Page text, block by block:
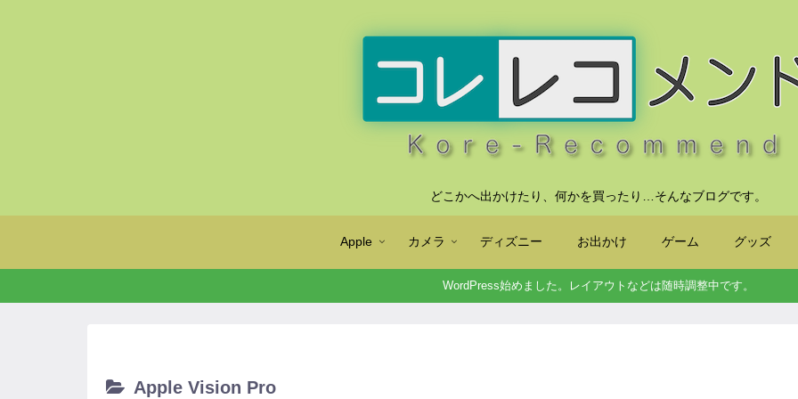
どこかへ出かけたり、何かを買ったり…そんなブログです。
Apple カメラ ディズニー お出かけ ゲーム グッズ
WordPress始めました。レイアウトなどは随時調整中です。
Apple Vision Pro